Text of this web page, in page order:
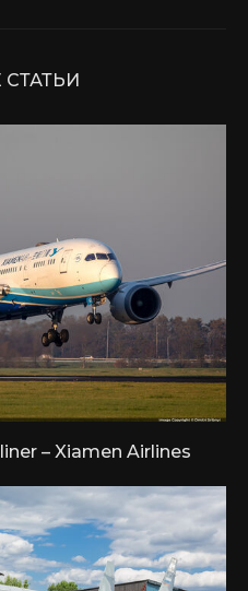
СТАТЬИ
– Xiamen Airlines